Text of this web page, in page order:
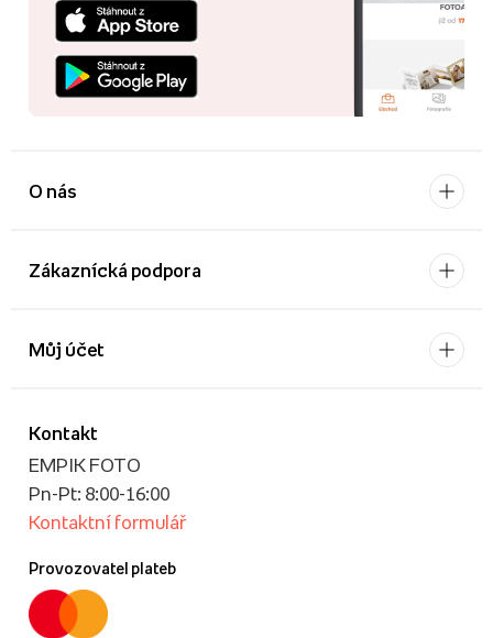
O nás
Zákaznícká podpora
Kontakt
EMPIK FOTO
Pn-Pt: 8:00-16:00
Kontaktní formulář
Provozovatel plateb
Můj účet